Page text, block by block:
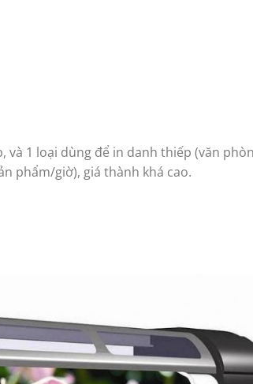
1 loại dùng để in danh thiếp (văn
phẩm/giờ), giá thành khá cao.